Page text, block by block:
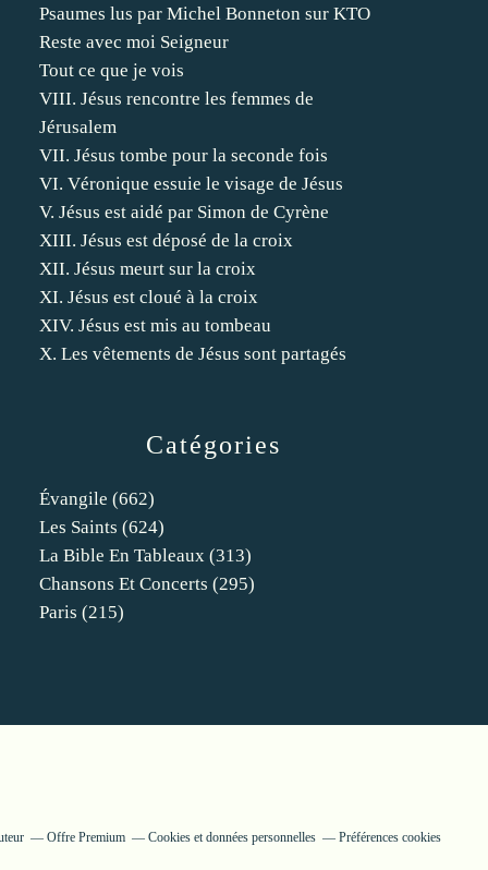
Catégories
Évangile (662)
Les Saints (624)
La Bible En Tableaux (313)
Chansons Et Concerts (295)
Paris (215)
Psaumes lus par Michel Bonneton sur KTO
Reste avec moi Seigneur
Tout ce que je vois
VIII. Jésus rencontre les femmes de
Jérusalem
VII. Jésus tombe pour la seconde fois
VI. Véronique essuie le visage de Jésus
V. Jésus est aidé par Simon de Cyrène
XIII. Jésus est déposé de la croix
XII. Jésus meurt sur la croix
XI. Jésus est cloué à la croix
XIV. Jésus est mis au tombeau
X. Les vêtements de Jésus sont partagés
Offre Premium Cookies et données personnelles Préférences cookies